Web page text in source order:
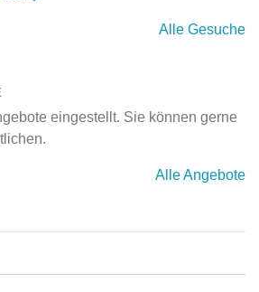
Alle Gesuche
eingestellt. Sie können gerne
Alle Angebote